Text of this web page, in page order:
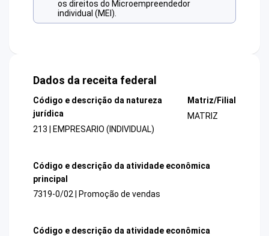
os direitos do Microempreendedor
individual (MEI).
Dados da receita federal
Código e descrição da natureza
jurídica
213 | EMPRESARIO (INDIVIDUAL)
Matriz/Filial
MATRIZ
Código e descrição da atividade econômica
principal
7319-0/02 | Promoção de vendas
Código e descrição da atividade econômica